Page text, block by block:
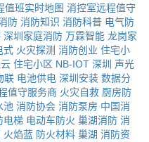
值班实时地图 消控室远程值守
防 消防知识 消防科普 电气防
深圳家庭消防 万霖智能 龙岗家
式 火灾探测 消防创业 住宅小
住宅小区 NB-IOT 深圳 声光
联 电池供电 深圳安装 数据分
值守服务商 火灾自救 厨房防
池 消防协会 消防泵房 中国消
电梯 电动车防火 巢湖消防 消
火焰蓝 防火材料 巢湖 消防资